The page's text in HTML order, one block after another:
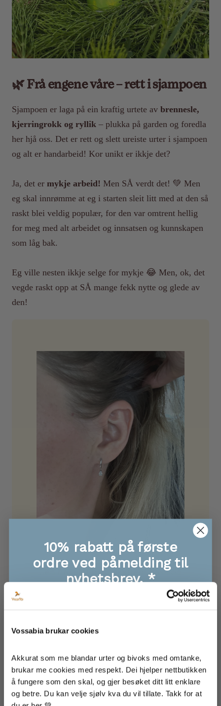
Vossabia brukar cookies
Akkurat som me blandar urter og bivoks med omtanke,
brukar me cookies med respekt. Dei hjelper nettbutikken
å fungere som den skal, og gjer besøket ditt litt enklare
og betre. Du kan velje sjølv kva du vil tillate. Takk for at
🌿 Frå engene våre – rett i sjampoen
Sjampoen er laga på ein kraftig urtete av brennesle,
kjerringrokk og ryllik – plukka på garden og foredla
her hjå oss. Det er rett og slett ureiste urter i sjampoen
og alt er handarbeid! Kor unikt er ikkje det?
Ja, det er mykje arbeid! Men SÅ verdt det! 💚 Men
eg skal innrømme at eg i starten sleit litt med at den så
raskt blei veldig populær, for den var omtrent hellig
for meg med alt arbeidet og innsatsen og kunnskapen
som låg bak.
Eg ville nesten ikkje selge for mykje 😂 Men, ok, det
vegde raskt opp at SÅ mange fekk nytte og glede av
den!
Jeg har slitt med ekstrem flass og
sår/skorper i hodebunnen – og
hadde prøvd alt. Denne sjampoen
hjalp, men det tok litt tid før jeg så
resultater. Nå er jeg halvveis i
bedre enn den har vært på årevis.
Jeg bruker den sammen med
Rosmarin hårolje (massasje om
kvelden, vask om morgenen), og
10% rabatt på første
ordre ved påmelding til
nyhetsbrev. *
🐝 Eksklusive tilbod, info om nye produkt
🐝 Første til å få med seg give-aways!
🐝 Inspirasjon frå garden vår
Eg godtek at informasjonen min blir lagra for å få
nyheitsbrev frå Vossabia